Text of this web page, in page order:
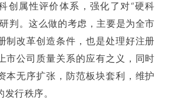
创属性评价体系，强化了对“硬科
判。这么做的考虑，主要是为全市
制改革创造条件，也是处理好注册
市公司质量关系的应有之义，同时
本无序扩张，防范板块套利，维护
行秩序。